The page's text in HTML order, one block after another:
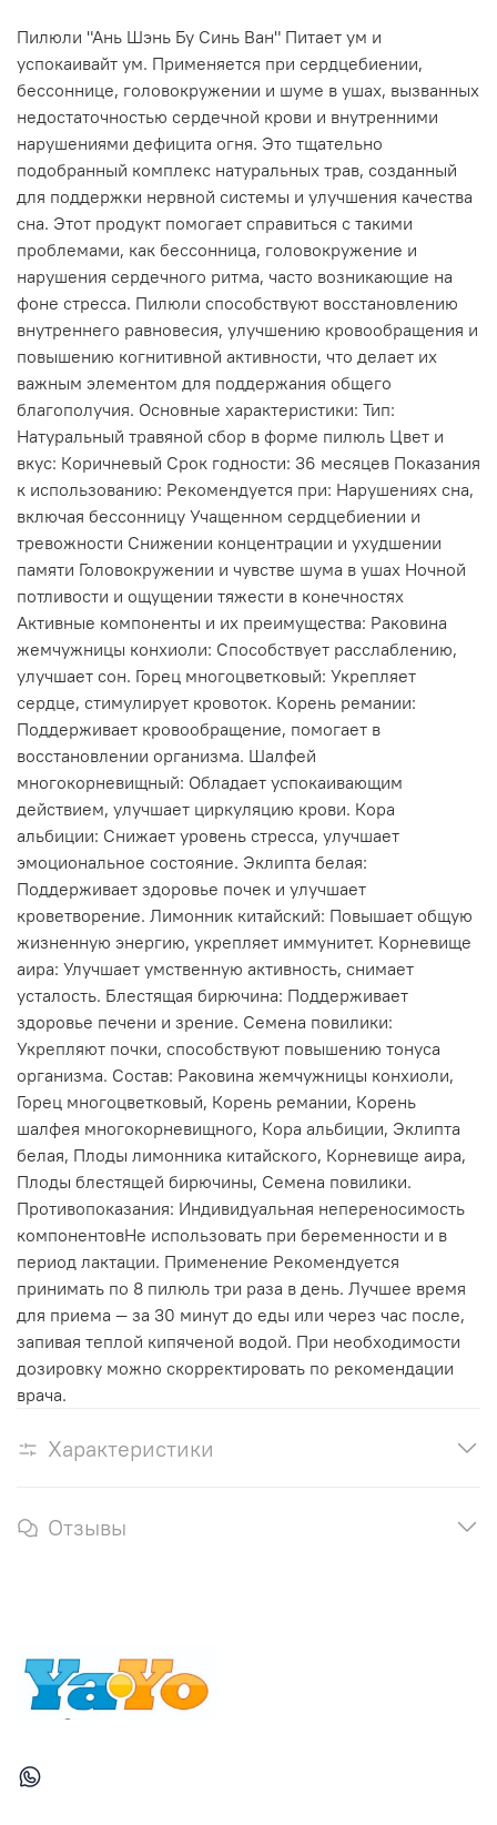
Пилюли "Ань Шэнь Бу Синь Ван" Питает ум и
успокаивайт ум. Применяется при сердцебиении,
бессоннице, головокружении и шуме в ушах, вызванных
недостаточностью сердечной крови и внутренними
нарушениями дефицита огня. Это тщательно
подобранный комплекс натуральных трав, созданный
для поддержки нервной системы и улучшения качества
сна. Этот продукт помогает справиться с такими
проблемами, как бессонница, головокружение и
нарушения сердечного ритма, часто возникающие на
фоне стресса. Пилюли способствуют восстановлению
внутреннего равновесия, улучшению кровообращения и
повышению когнитивной активности, что делает их
важным элементом для поддержания общего
благополучия. Основные характеристики: Тип:
Натуральный травяной сбор в форме пилюль Цвет и
вкус: Коричневый Срок годности: 36 месяцев Показания
к использованию: Рекомендуется при: Нарушениях сна,
включая бессонницу Учащенном сердцебиении и
тревожности Снижении концентрации и ухудшении
памяти Головокружении и чувстве шума в ушах Ночной
потливости и ощущении тяжести в конечностях
Активные компоненты и их преимущества: Раковина
жемчужницы конхиоли: Способствует расслаблению,
улучшает сон. Горец многоцветковый: Укрепляет
сердце, стимулирует кровоток. Корень ремании:
Поддерживает кровообращение, помогает в
восстановлении организма. Шалфей
многокорневищный: Обладает успокаивающим
действием, улучшает циркуляцию крови. Кора
альбиции: Снижает уровень стресса, улучшает
эмоциональное состояние. Эклипта белая:
Поддерживает здоровье почек и улучшает
кроветворение. Лимонник китайский: Повышает общую
жизненную энергию, укрепляет иммунитет. Корневище
аира: Улучшает умственную активность, снимает
усталость. Блестящая бирючина: Поддерживает
здоровье печени и зрение. Семена повилики:
Укрепляют почки, способствуют повышению тонуса
организма. Состав: Раковина жемчужницы конхиоли,
Горец многоцветковый, Корень ремании, Корень
шалфея многокорневищного, Кора альбиции, Эклипта
белая, Плоды лимонника китайского, Корневище аира,
Плоды блестящей бирючины, Семена повилики.
Противопоказания: Индивидуальная непереносимость
компонентовНе использовать при беременности и в
период лактации. Применение Рекомендуется
принимать по 8 пилюль три раза в день. Лучшее время
для приема — за 30 минут до еды или через час после,
запивая теплой кипяченой водой. При необходимости
дозировку можно скорректировать по рекомендации
врача.
Характеристики
Отзывы